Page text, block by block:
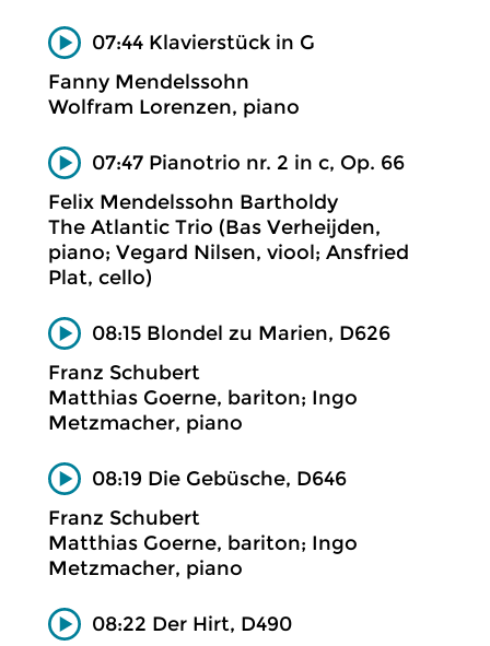
07:44 Klavierstück in G
Fanny Mendelssohn
Wolfram Lorenzen, piano
07:47 Pianotrio nr. 2 in c, Op. 66
Felix Mendelssohn Bartholdy
The Atlantic Trio (Bas Verheijden,
piano; Vegard Nilsen, viool; Ansfried
Plat, cello)
08:15 Blondel zu Marien, D626
Franz Schubert
Matthias Goerne, bariton; Ingo
Metzmacher, piano
08:19 Die Gebüsche, D646
Franz Schubert
Matthias Goerne, bariton; Ingo
Metzmacher, piano
08:22 Der Hirt, D490